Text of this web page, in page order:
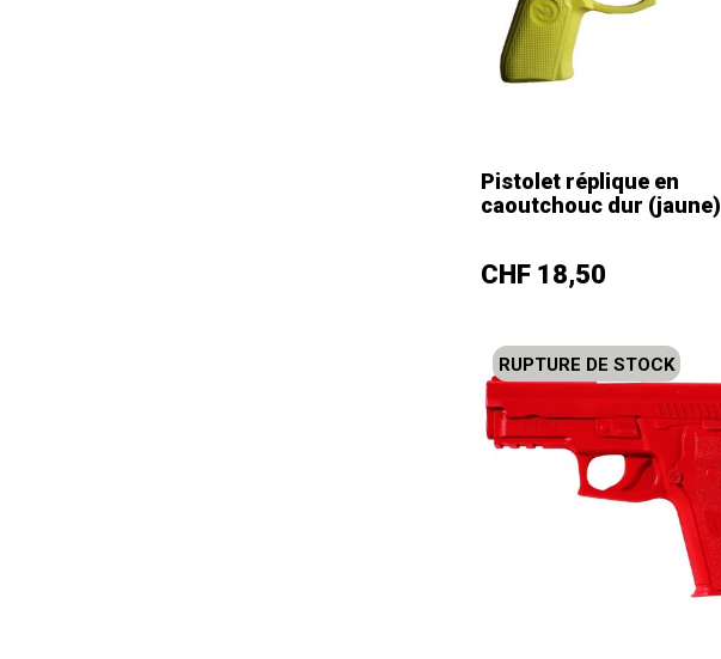
Pistolet réplique en
caoutchouc dur (jaune)
Prix
CHF 18,50
RUPTURE DE STOCK